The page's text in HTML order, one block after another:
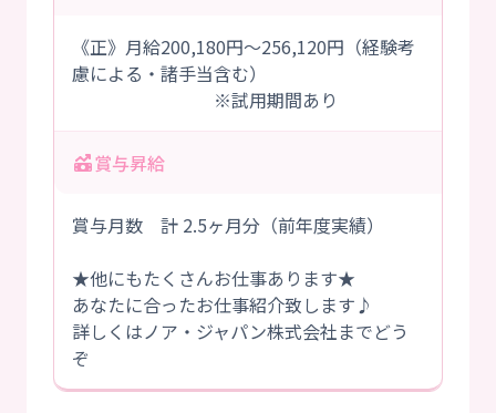
《正》月給200,180円～256,120円（経験考
慮による・諸手当含む）
※試用期間あり
賞与昇給
賞与月数 計 2.5ヶ月分（前年度実績）
★他にもたくさんお仕事あります★
あなたに合ったお仕事紹介致します♪
詳しくはノア・ジャパン株式会社までどう
ぞ